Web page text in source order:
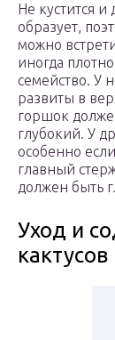
Не кустится
образует,
можно
иногда
семейство. У
развиты в
горшок
глубокий. У
особенно
главный
должен быть
Уход и